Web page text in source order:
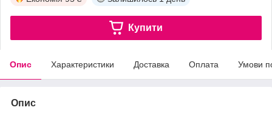
Купити
Опис Характеристики Доставка Оплата Умови
Опис